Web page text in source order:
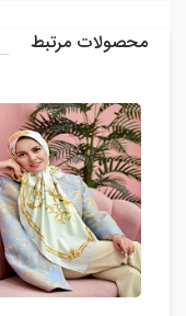
محصولات مرتبط